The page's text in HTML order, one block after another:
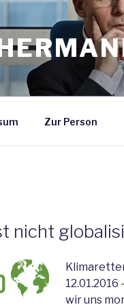
Zur Person
nicht
wir uns